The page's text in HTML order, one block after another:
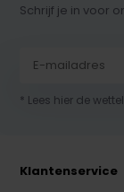
Schrijf je in voor
* Lees hier de
Klantenservice